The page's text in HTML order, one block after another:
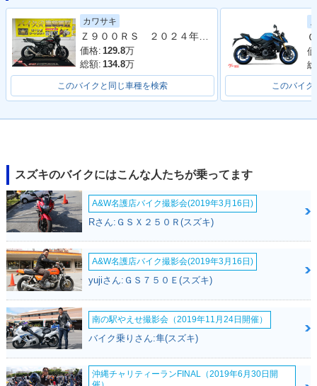
カワサキ
Ｚ９００ＲＳ ２０２４年モデル 社外フルエキマフラー フェンダーレス ラジエーターカバー タンデムバー シート カスタム多数
価格: 129.8万
総額: 134.8万
このバイクと同じ車種を検索 このバイク
スズキのバイクにはこんな人たちが乗ってます
A&W名護店バイク撮影会(2019年3月16日)
Rさん:ＧＳＸ２５０Ｒ(スズキ)
A&W名護店バイク撮影会(2019年3月16日)
yujiさん:ＧＳ７５０Ｅ(スズキ)
南の駅やえせ撮影会（2019年11月24日開催）
バイク乗りさん:隼(スズキ)
沖縄チャリティーランFINAL（2019年6月30日開